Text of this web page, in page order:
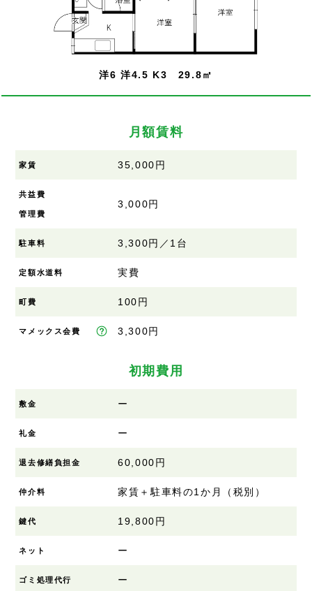
洋6 洋4.5 K3 29.8㎡
月額賃料
家賃 35,000円
共益費
管理費
3,000円
駐車料 3,300円／1台
定額水道料 実費
町費 100円
マメックス会費 3,300円
初期費用
敷金 ー
礼金 ー
退去修繕負担金 60,000円
仲介料 家賃＋駐車料の1か月（税別）
鍵代 19,800円
ネット ー
ゴミ処理代行 ー